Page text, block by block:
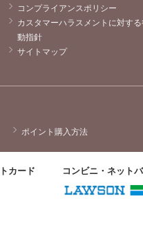
コンプライアンスポリシー
カスタマーハラスメントに対す
動指針
サイトマップ
ポイント購入方法
カード コンビニ・ネット